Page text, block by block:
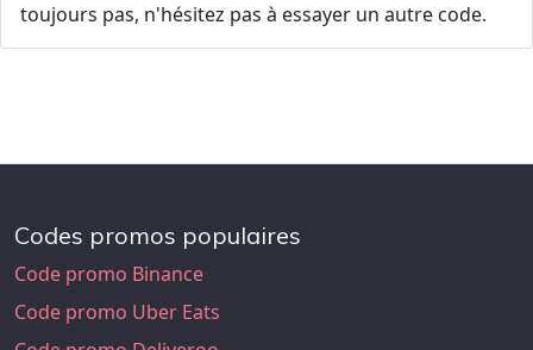
toujours pas, n'hésitez pas à essayer un autre code.
Codes promos populaires
Code promo Binance
Code promo Uber Eats